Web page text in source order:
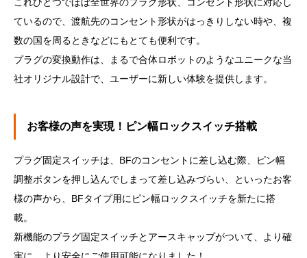
ているので、渡航先のコンセント形状がはっきりしない時や、複
数の国を周るときなどにもとても便利です。
プラグの変換動作は、まるで合体ロボットのようなユニークな当
社オリジナル設計で、ユーザーに新しい体験を提供します。
お客様の声を実現！ピン幅ロックスイッチ搭載
プラグ固定スイッチは、BFのコンセントに差し込む際、ピン幅
調整ボタンを押し込んでしまって差し込みづらい、といったお客
様の声から、BFタイプ用にピン幅ロックスイッチを新たに搭
載。
新機能のプラグ固定スイッチとアースキャップがついて、より確